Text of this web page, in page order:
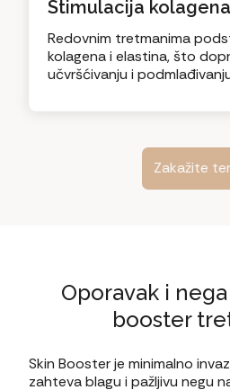
Stimulacija kolagena
Redovnim tretmanima
kolagena i elastina, što
učvršćivanju i
Zakažite
Oporavak i
booster
Skin Booster je minimalno
zahteva blagu i pažljivu negu